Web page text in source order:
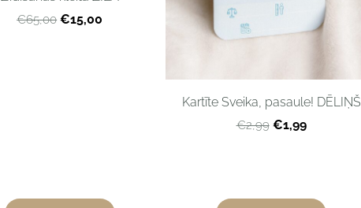
€65,00 €15,00
Kartīte Sveika, pasaule! DĒLIŅŠ
€2,99 €1,99